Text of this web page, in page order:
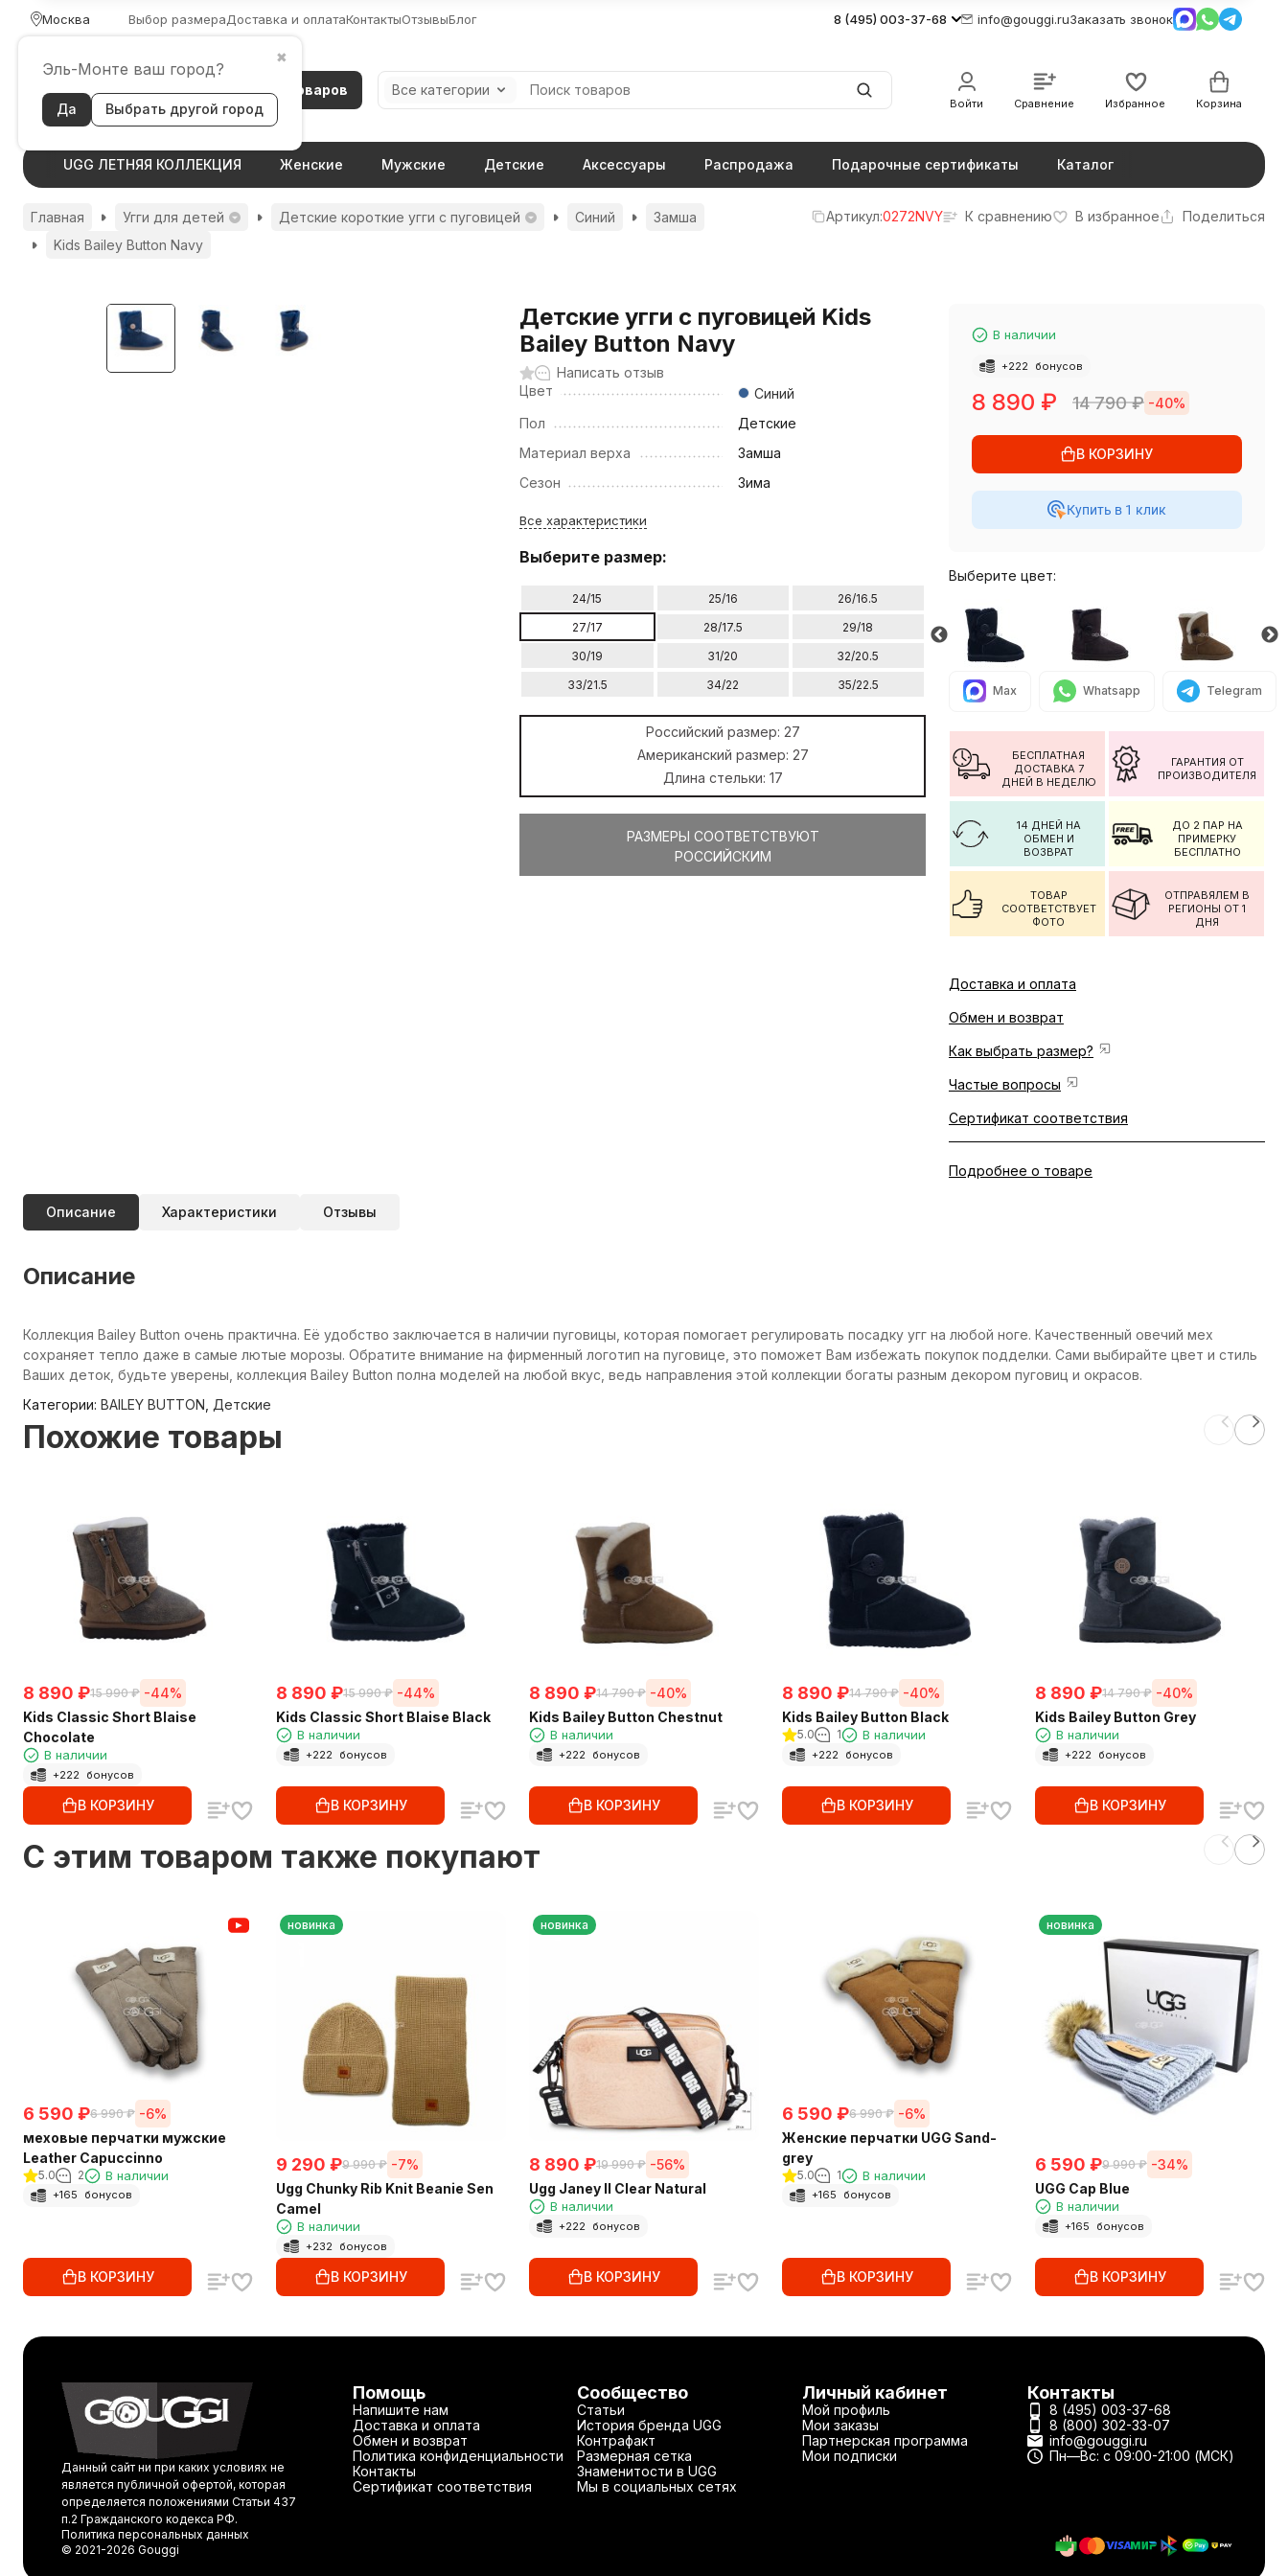
Москва
✖
Эль-Монте ваш город?
Да Выбрать другой город
Выбор размераДоставка и оплатаКонтактыОтзывыБлог 8 (495) 003-37-68 info@gouggi.ruЗаказать звонок
Каталог товаров Все категории
Войти Сравнение Избранное Корзина
UGG ЛЕТНЯЯ КОЛЛЕКЦИЯ Женские Мужские Детские Аксессуары Распродажа Подарочные сертификаты Каталог
Главная Угги для детей Детские короткие угги с пуговицей Синий
Замша
Kids Bailey Button Navy
Артикул:0272NVY К сравнению В избранное Поделиться
Детские угги с пуговицей Kids
Bailey Button Navy
Написать отзыв
Цвет
Синий
Пол
Детские
Материал верха
Замша
Сезон
Зима
Все характеристики
Выберите размер:
24/15 25/16
26/16.5
27/17
28/17.5
29/18
30/19
31/20
32/20.5
33/21.5
34/22 35/22.5
Российский размер: 27
Американский размер: 27
Длина стельки: 17
РАЗМЕРЫ СООТВЕТСТВУЮТ
РОССИЙСКИМ
В наличии
+222 бонусов
8 890 ₽ 14 790₽ -40%
В КОРЗИНУ
Купить в 1 клик
Выберите цвет:
Max Whatsapp Telegram
БЕСПЛАТНАЯ
ДОСТАВКА 7
ДНЕЙ В НЕДЕЛЮ
ГАРАНТИЯ ОТ
ПРОИЗВОДИТЕЛЯ
14 ДНЕЙ НА
ОБМЕН И
ВОЗВРАТ
ДО 2 ПАР НА
ПРИМЕРКУ
БЕСПЛАТНО
ТОВАР
СООТВЕТСТВУЕТ
ФОТО
ОТПРАВЯЛЕМ В
РЕГИОНЫ ОТ 1
ДНЯ
Доставка и оплата
Обмен и возврат
Как выбрать размер?
Частые вопросы
Сертификат соответствия
Подробнее о товаре
Описание Характеристики Отзывы
Описание
Коллекция Bailey Button очень практична. Её удобство заключается в наличии пуговицы, которая помогает регулировать посадку угг на любой ноге. Качественный овечий мех
сохраняет тепло даже в самые лютые морозы. Обратите внимание на фирменный логотип на пуговице, это поможет Вам избежать покупок подделки. Сами выбирайте цвет и стиль
Ваших деток, будьте уверены, коллекция Bailey Button полна моделей на любой вкус, ведь направления этой коллекции богаты разным декором пуговиц и окрасов.
Категории: BAILEY BUTTON Детские
Похожие товары
8 890 ₽15 990 ₽ -44%
Kids Classic Short Blaise
Chocolate
В наличии
+222 бонусов
В КОРЗИНУ
8 890 ₽15 990 ₽ -44%
Kids Classic Short Blaise Black
В наличии
+222 бонусов
В КОРЗИНУ
8 890 ₽14 790 ₽ -40%
Kids Bailey Button Chestnut
В наличии
+222 бонусов
В КОРЗИНУ
8 890 ₽14 790 ₽ -40%
Kids Bailey Button Black
5.0 1 В наличии
+222 бонусов
В КОРЗИНУ
8 890 ₽14 790 ₽ -40%
Kids Bailey Button Grey
В наличии
+222 бонусов
В КОРЗИНУ
C этим товаром также покупают
6 590 ₽6 990 ₽ -6%
меховые перчатки мужские
Leather Capuccinno
5.0 2 В наличии
+165 бонусов
В КОРЗИНУ
новинка
9 290 ₽9 990 ₽ -7%
Ugg Chunky Rib Knit Beanie Sen
Camel
В наличии
+232 бонусов
В КОРЗИНУ
новинка
8 890 ₽19 990 ₽ -56%
Ugg Janey II Clear Natural
В наличии
+222 бонусов
В КОРЗИНУ
6 590 ₽6 990 ₽ -6%
Женские перчатки UGG Sand-
grey
5.0 1 В наличии
+165 бонусов
В КОРЗИНУ
новинка
6 590 ₽9 990 ₽ -34%
UGG Cap Blue
В наличии
+165 бонусов
В КОРЗИНУ
Данный сайт ни при каких условиях не
является публичной офертой, которая
определяется положениями Статьи 437
п.2 Гражданского кодекса РФ.
Помощь
Напишите нам
Доставка и оплата
Обмен и возврат
Политика конфиденциальности
Контакты
Сертификат соответствия
Сообщество
Статьи
История бренда UGG
Контрафакт
Размерная сетка
Знаменитости в UGG
Мы в социальных сетях
Личный кабинет
Мой профиль
Мои заказы
Партнерская программа
Мои подписки
Контакты
8 (495) 003-37-68
8 (800) 302-33-07
info@gouggi.ru
Пн—Вс: с 09:00-21:00 (МСК)
Политика персональных данных
© 2021-2026 Gouggi